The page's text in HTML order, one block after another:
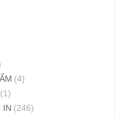
(4)
(1)
IN (246)